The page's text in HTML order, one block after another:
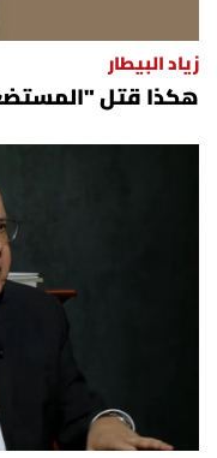
زياد البيطار
هكذا قتل "المستضعفون" 11 من